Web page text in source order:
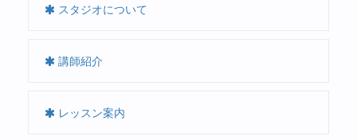
スタジオについて
講師紹介
レッスン案内